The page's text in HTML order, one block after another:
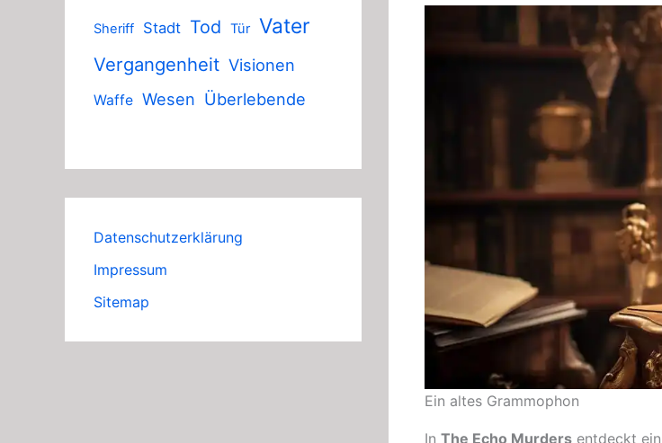
Sheriff Stadt Tod Tür Vater
Vergangenheit Visionen
Waffe Wesen Überlebende
Datenschutzerklärung
Impressum
Sitemap
Ein altes Grammophon
In The Echo Murders entdeckt